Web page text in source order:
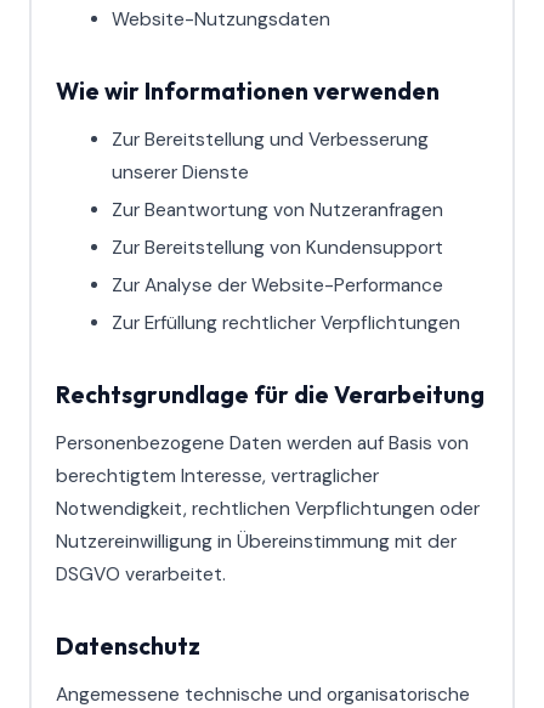
Website-Nutzungsdaten
Wie wir Informationen verwenden
Zur Bereitstellung und Verbesserung
unserer Dienste
Zur Beantwortung von Nutzeranfragen
Zur Bereitstellung von Kundensupport
Zur Analyse der Website-Performance
Zur Erfüllung rechtlicher Verpflichtungen
Rechtsgrundlage für die Verarbeitung
Personenbezogene Daten werden auf Basis von
berechtigtem Interesse, vertraglicher
Notwendigkeit, rechtlichen Verpflichtungen oder
Nutzereinwilligung in Übereinstimmung mit der
DSGVO verarbeitet.
Datenschutz
Angemessene technische und organisatorische